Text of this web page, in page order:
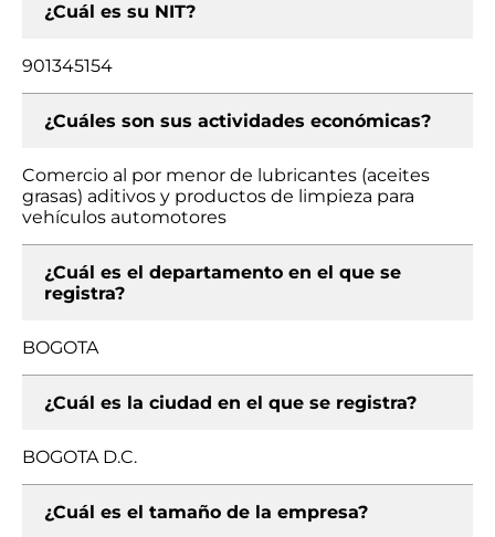
¿Cuál es su NIT?
901345154
¿Cuáles son sus actividades económicas?
Comercio al por menor de lubricantes (aceites
grasas) aditivos y productos de limpieza para
vehículos automotores
¿Cuál es el departamento en el que se
registra?
BOGOTA
¿Cuál es la ciudad en el que se registra?
BOGOTA D.C.
¿Cuál es el tamaño de la empresa?